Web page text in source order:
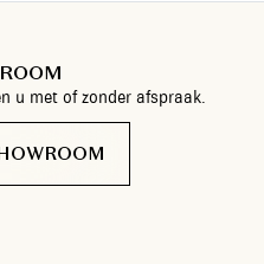
u met of zonder afspraak.